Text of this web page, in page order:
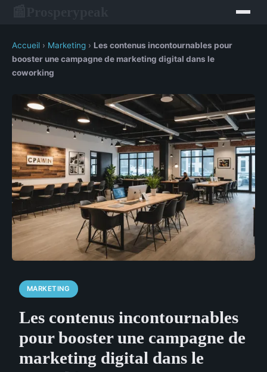
Accueil › Marketing › Les contenus incontournables pour
booster une campagne de marketing digital dans le
coworking
MARKETING
Les contenus incontournables
pour booster une campagne de
marketing digital dans le